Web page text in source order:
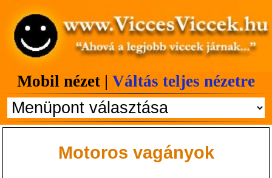
Mobil nézet | Váltás teljes nézetre
Motoros vagányok